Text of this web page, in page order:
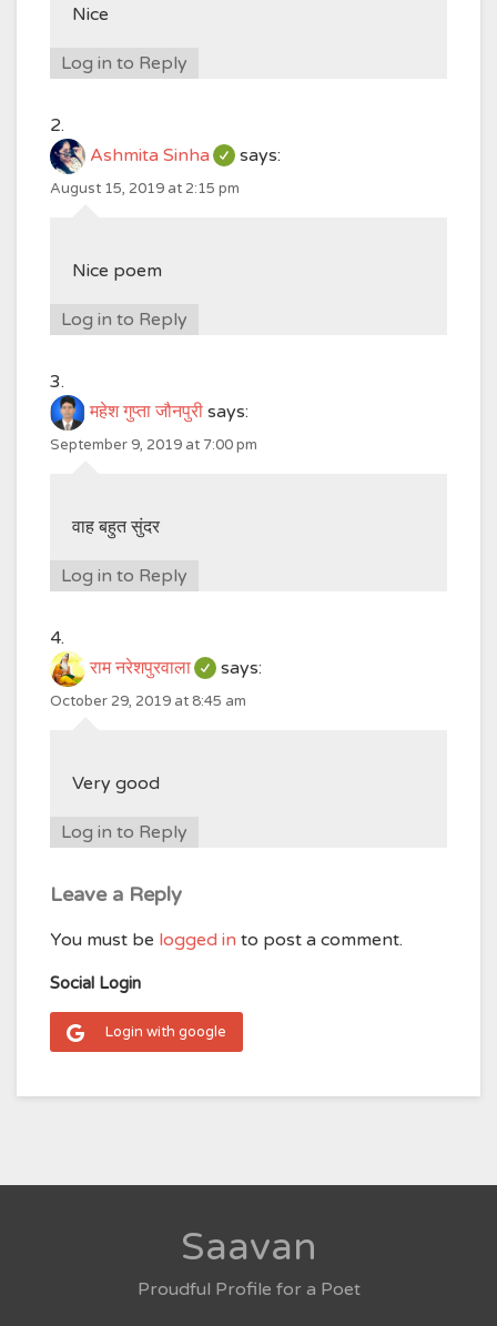
Nice
Log in to Reply
Ashmita Sinha says:
August 15, 2019 at 2:15 pm
Nice poem
Log in to Reply
महेश गुप्ता जौनपुरी says:
September 9, 2019 at 7:00 pm
वाह बहुत सुंदर
Log in to Reply
राम नरेशपुरवाला says:
October 29, 2019 at 8:45 am
Very good
Log in to Reply
Leave a Reply
You must be logged in to post a comment.
Social Login
Login with google
Saavan
Proudful Profile for a Poet